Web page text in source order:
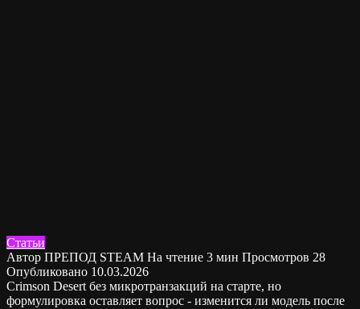
Статьи
Автор ПРЕПОД STEAM На чтение 3 мин Просмотров 28
Опубликовано 10.03.2026
Crimson Desert без микротранзакций на старте, но
формулировка оставляет вопрос - изменится ли модель после